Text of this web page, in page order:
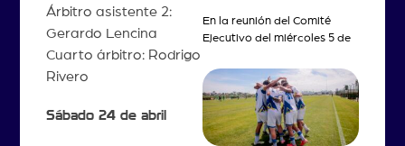
Árbitro asistente 2:
Gerardo Lencina
Cuarto árbitro: Rodrigo
Rivero
Sábado 24 de abril
En la reunión del Comité
Ejecutivo del miércoles 5 de